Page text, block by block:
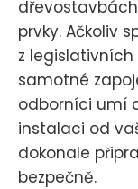
prvky. Ačkoliv
z
samotné
odborníci umí
instalaci od
dokonale
bezpečně.